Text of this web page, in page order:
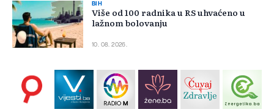
BIH
Više od 100 radnika u RS uhvaćeno u
lažnom bolovanju
10. 08. 2026.